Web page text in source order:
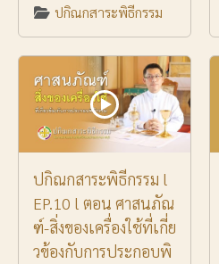
ปกิณกสาระพิธีกรรม
ปกิณกสาระพิธีกรรม l
EP.10 l ตอน ศาสนภัณ
ฑ์-สิ่งของเครื่องใช้ที่เกี่ย
วข้องกับการประกอบพิ